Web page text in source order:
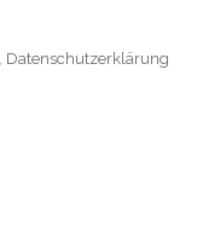
Datenschutzerklärung